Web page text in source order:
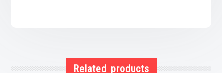
Related products